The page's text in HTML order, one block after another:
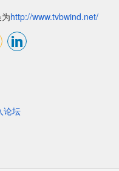
http://www.tvbwind.net/
论坛